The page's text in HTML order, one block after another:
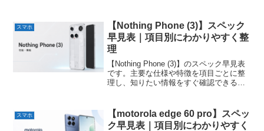
スマホ
【Nothing Phone (3)】スペック
早見表｜項目別にわかりやすく整
理
【Nothing Phone (3)】のスペック早見表
です。主要な仕様や特徴を項目ごとに整
理し、知りたい情報をすぐ確認できるよ
スマホ
【motorola edge 60 pro】スペッ
ク早見表｜項目別にわかりやすく